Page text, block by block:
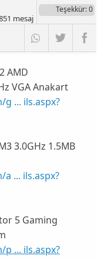
Teşekkür: 0
mesaj
AMD
VGA Anakart
... ils.aspx?
3.0GHz 1.5MB
... ils.aspx?
5 Gaming
... ils.aspx?